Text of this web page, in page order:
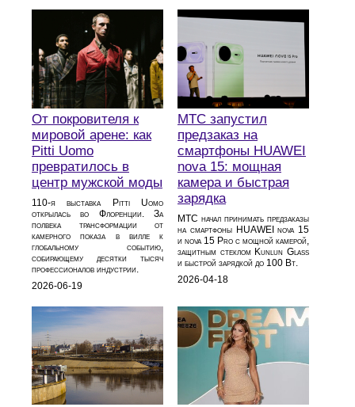
От покровителя к
мировой арене: как
Pitti Uomo
превратилось в
центр мужской моды
110‑я выставка Pitti Uomo
открылась во Флоренции. За
полвека трансформации от
камерного показа в вилле к
глобальному событию,
собирающему десятки тысяч
профессионалов индустрии.
2026-06-19
МТС запустил
предзаказ на
смартфоны HUAWEI
nova 15: мощная
камера и быстрая
зарядка
МТС начал принимать предзаказы
на смартфоны HUAWEI nova 15
и nova 15 Pro с мощной камерой,
защитным стеклом Kunlun Glass
и быстрой зарядкой до 100 Вт.
2026-04-18